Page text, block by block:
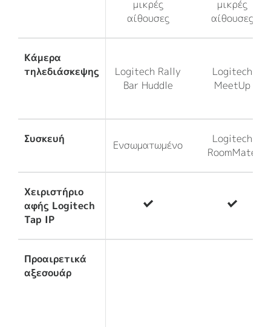
μικρές
αίθουσες
μικρές
αίθουσες
Κάμερα
τηλεδιάσκεψης
Logitech Rally
Bar Huddle
Logitech
MeetUp
Συσκευή Ενσωματωμένο
Logitech
RoomMate
Χειριστήριο
αφής Logitech
Tap IP
Προαιρετικά
αξεσουάρ